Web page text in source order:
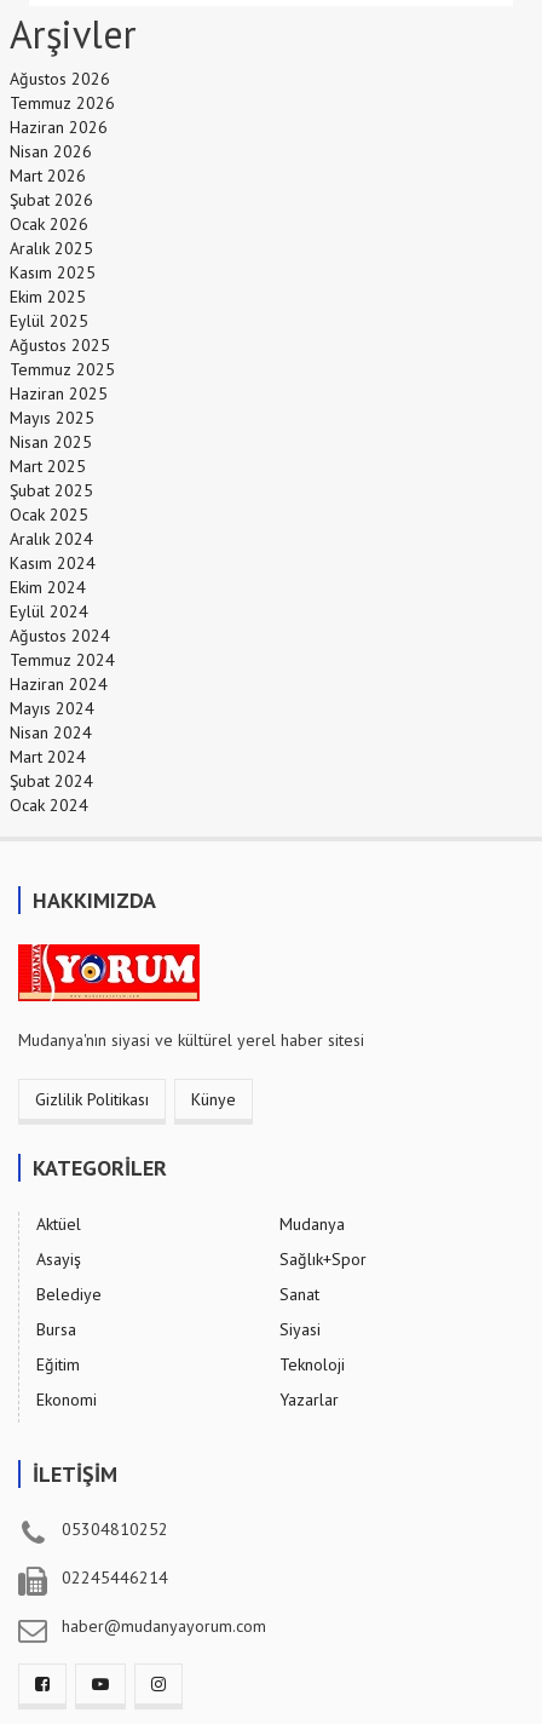
Arşivler
Ağustos 2026
Temmuz 2026
Haziran 2026
Nisan 2026
Mart 2026
Şubat 2026
Ocak 2026
Aralık 2025
Kasım 2025
Ekim 2025
Eylül 2025
Ağustos 2025
Temmuz 2025
Haziran 2025
Mayıs 2025
Nisan 2025
Mart 2025
Şubat 2025
Ocak 2025
Aralık 2024
Kasım 2024
Ekim 2024
Eylül 2024
Ağustos 2024
Temmuz 2024
Haziran 2024
Mayıs 2024
Nisan 2024
Mart 2024
Şubat 2024
Ocak 2024
HAKKIMIZDA
Mudanya'nın siyasi ve kültürel yerel haber sitesi
Gizlilik Politikası Künye
KATEGORİLER
Aktüel
Asayiş
Belediye
Bursa
Eğitim
Ekonomi
Mudanya
Sağlık+Spor
Sanat
Siyasi
Teknoloji
Yazarlar
İLETİŞİM
05304810252
02245446214
haber@mudanyayorum.com